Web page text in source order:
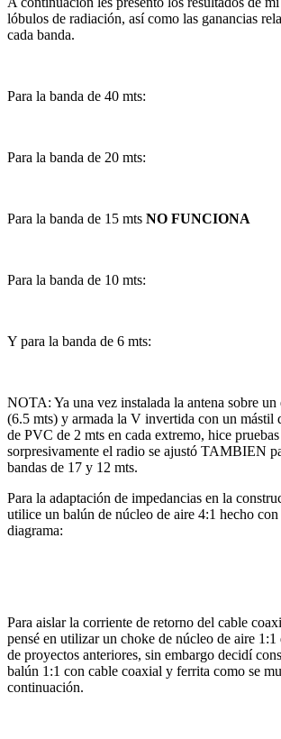
lóbulos de radiación, así como las ganancias
cada banda.
Para la banda de 40 mts:
Para la banda de 20 mts:
Para la banda de 15 mts NO FUNCIONA
Para la banda de 10 mts:
Y para la banda de 6 mts:
NOTA: Ya una vez instalada la antena sobre
(6.5 mts) y armada la V invertida con un mástil
de PVC de 2 mts en cada extremo, hice
sorpresivamente el radio se ajustó TAMBIEN
bandas de 17 y 12 mts.
Para la adaptación de impedancias en la
utilice un balún de núcleo de aire 4:1 hecho
diagrama:
Para aislar la corriente de retorno del cable
pensé en utilizar un choke de núcleo de aire
de proyectos anteriores, sin embargo decidí
balún 1:1 con cable coaxial y ferrita como se
continuación.